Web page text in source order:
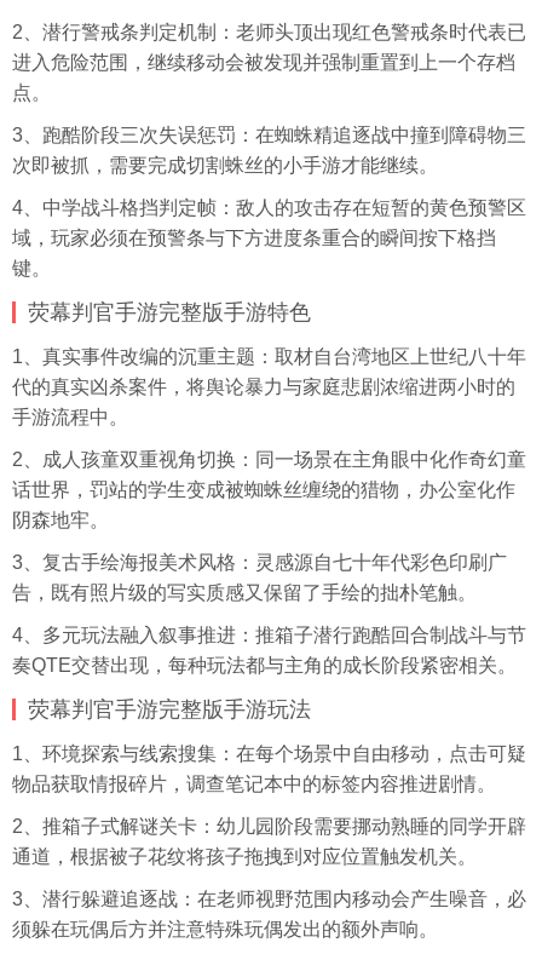
2、潜行警戒条判定机制：老师头顶出现红色警戒条时代表已
进入危险范围，继续移动会被发现并强制重置到上一个存档
点。
3、跑酷阶段三次失误惩罚：在蜘蛛精追逐战中撞到障碍物三
次即被抓，需要完成切割蛛丝的小手游才能继续。
4、中学战斗格挡判定帧：敌人的攻击存在短暂的黄色预警区
域，玩家必须在预警条与下方进度条重合的瞬间按下格挡
键。
荧幕判官手游完整版手游特色
1、真实事件改编的沉重主题：取材自台湾地区上世纪八十年
代的真实凶杀案件，将舆论暴力与家庭悲剧浓缩进两小时的
手游流程中。
2、成人孩童双重视角切换：同一场景在主角眼中化作奇幻童
话世界，罚站的学生变成被蜘蛛丝缠绕的猎物，办公室化作
阴森地牢。
3、复古手绘海报美术风格：灵感源自七十年代彩色印刷广
告，既有照片级的写实质感又保留了手绘的拙朴笔触。
4、多元玩法融入叙事推进：推箱子潜行跑酷回合制战斗与节
奏QTE交替出现，每种玩法都与主角的成长阶段紧密相关。
荧幕判官手游完整版手游玩法
1、环境探索与线索搜集：在每个场景中自由移动，点击可疑
物品获取情报碎片，调查笔记本中的标签内容推进剧情。
2、推箱子式解谜关卡：幼儿园阶段需要挪动熟睡的同学开辟
通道，根据被子花纹将孩子拖拽到对应位置触发机关。
3、潜行躲避追逐战：在老师视野范围内移动会产生噪音，必
须躲在玩偶后方并注意特殊玩偶发出的额外声响。